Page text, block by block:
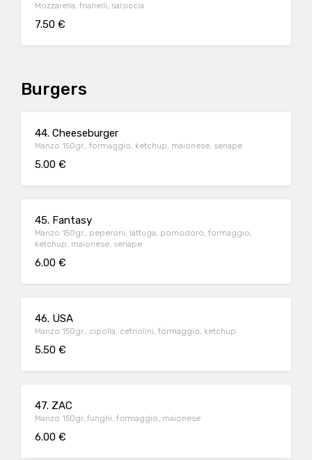
Mozzarella, friarielli, salsiccia
7.50 €
Burgers
44. Cheeseburger
Manzo 150gr., formaggio, ketchup, maionese, senape
5.00 €
45. Fantasy
Manzo 150gr., peperoni, lattuga, pomodoro, formaggio,
ketchup, maionese, senape
6.00 €
46. USA
Manzo 150gr., cipolla, cetriolini, formaggio, ketchup
5.50 €
47. ZAC
Manzo 150gr.,funghi, formaggio, maionese
6.00 €